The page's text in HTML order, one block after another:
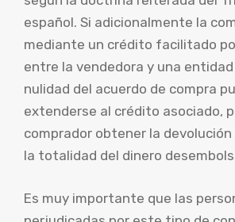
español. Si adicionalmente la
mediante un crédito facilitado
entre la vendedora y una
nulidad del acuerdo de compra
extenderse al crédito asociado,
comprador obtener la
la totalidad del dinero
Es muy importante que las